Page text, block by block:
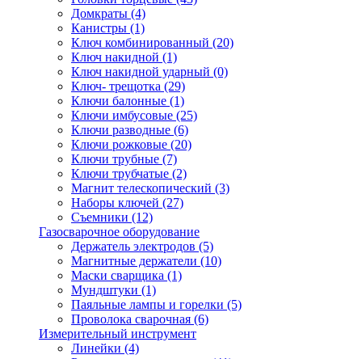
Домкраты (4)
Канистры (1)
Ключ комбинированный (20)
Ключ накидной (1)
Ключ накидной ударный (0)
Ключ- трещотка (29)
Ключи балонные (1)
Ключи имбусовые (25)
Ключи разводные (6)
Ключи рожковые (20)
Ключи трубные (7)
Ключи трубчатые (2)
Магнит телескопический (3)
Наборы ключей (27)
Съемники (12)
Газосварочное оборудование
Держатель электродов (5)
Магнитные держатели (10)
Маски сварщика (1)
Мундштуки (1)
Паяльные лампы и горелки (5)
Проволока сварочная (6)
Измерительный инструмент
Линейки (4)